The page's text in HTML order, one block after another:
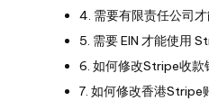
4. 需要有限责任公司
5. 需要 EIN 才能使用
6. 如何修改Stripe收款
7. 如何修改香港Stripe